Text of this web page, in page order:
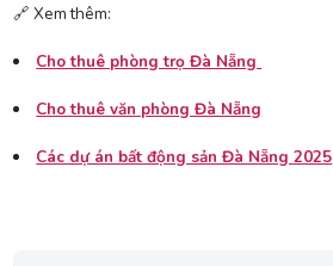
🔗 Xem thêm:
Cho thuê phòng trọ Đà Nẵng
Cho thuê văn phòng Đà Nẵng
Các dự án bất động sản Đà Nẵng 2025